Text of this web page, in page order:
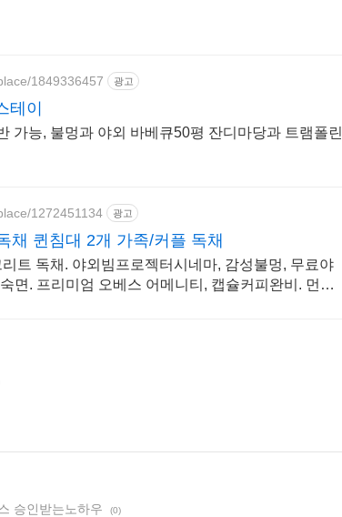
1849336457 광고
테이
가능, 불멍과 야외 바베큐50평 잔디마당과 트램폴린
1272451134 광고
채 퀸침대 2개 가족/커플 독채
트 독채. 야외빔프로젝터시네마, 감성불멍, 무료야
면. 프리미엄 오베스 어메니티, 캡슐커피완비. 먼지
승인받는노하우 (0)